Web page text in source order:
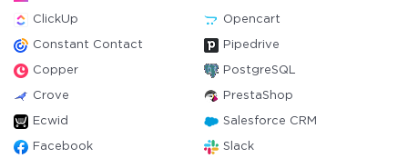
ClickUp Opencart
Constant Contact Pipedrive
Copper PostgreSQL
Crove PrestaShop
Ecwid Salesforce CRM
Facebook Slack